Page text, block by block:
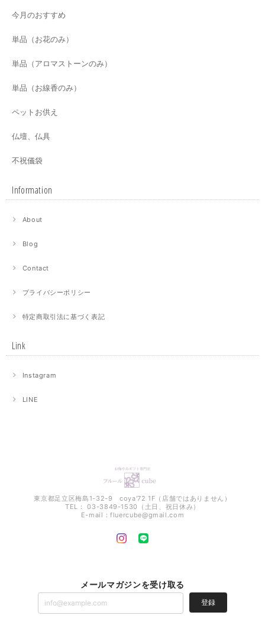
今月のおすすめ
単品（お花のみ）
単品（アロマストーンのみ）
単品（お線香のみ）
ペットお供え
仏壇、仏具
不祝儀袋
Information
About
Blog
Contact
プライバシーポリシー
特定商取引法に基づく表記
Link
Instagram
LINE
東京都足立区梅島1-32-9 coya'72 1F（店舗ではありません）
TEL： 03-3849-1530（土日、祝日休み）
E-mail：fluercube@gmail.com
メールマガジンを受け取る
登録